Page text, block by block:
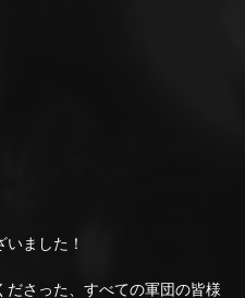
ました！
さった、すべての軍団の皆様